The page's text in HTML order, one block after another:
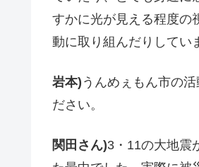
すかに光が見える程度の
動に取り組んだりしてい
岩本) うんめぇもん市の
ださい。
関田さん)3・11の大地震